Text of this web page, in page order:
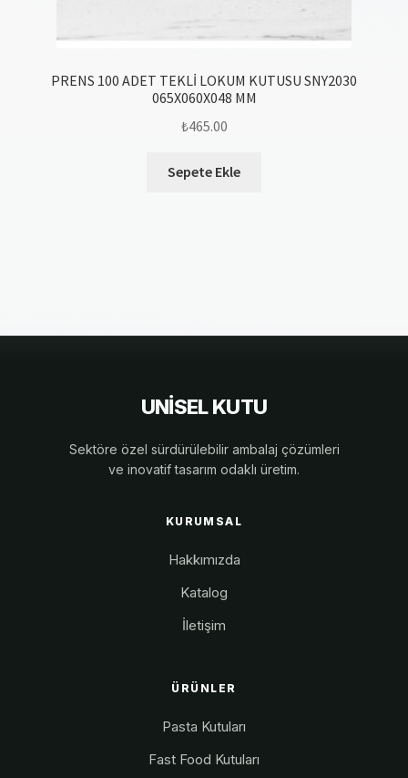
PRENS 100 ADET TEKLİ LOKUM KUTUSU SNY2030
065X060X048 MM
₺465.00
Sepete Ekle
UNİSEL KUTU
Sektöre özel sürdürülebilir ambalaj çözümleri
ve inovatif tasarım odaklı üretim.
KURUMSAL
Hakkımızda
Katalog
İletişim
ÜRÜNLER
Pasta Kutuları
Fast Food Kutuları